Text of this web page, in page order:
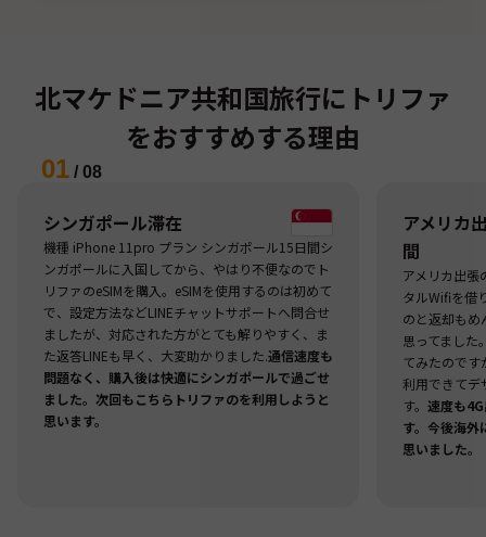
北マケドニア共和国旅行にトリファ
をおすすめする理由
01 / 08
シンガポール滞在
機種 iPhone 11pro プラン シンガポール15日間シ
ンガポールに入国してから、やはり不便なのでト
リファのeSIMを購入。eSIMを使用するのは初めて
で、設定方法などLINEチャットサポートへ問合せ
ましたが、対応された方がとても解りやすく、ま
た返答LINEも早く、大変助かりました.通信速度も
問題なく、購入後は快適にシンガポールで過ごせ
ました。次回もこちらトリファのを利用しようと
思います。
アメリカ
間
アメリカ出張
タルWifiを借
のと返却もめ
思ってまし
てみたのです
利用できてデ
す。 速度も
す。今後海外
思いました。